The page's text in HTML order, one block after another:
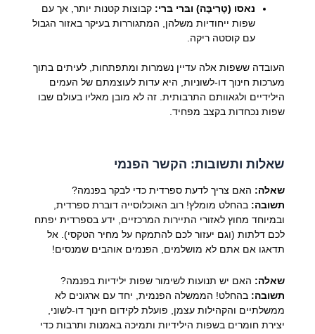
נאסו (טֶרִיבֶּה) ובּרי בּרי: קבוצות קטנות יותר, אך עם
שפות ייחודיות משלהן, המתגוררות בעיקר באזור הגבול
עם קוסטה ריקה.
העובדה ששפות אלה עדיין נשמרות ומתפתחות, לעיתים בתוך
מערכות חינוך דו-לשוניות, היא עדות לעוצמתם של העמים
הילידיים ולגאוותם התרבותית. זה לא מובן מאליו בעולם שבו
שפות נכחדות בקצב מפחיד.
שאלות ותשובות: הקשר הפנמי
שאלה: האם צריך לדעת ספרדית כדי לבקר בפנמה?
תשובה: בהחלט מומלץ! רוב האוכלוסייה דוברת ספרדית,
ובמיוחד מחוץ לאזורי התיירות המרכזיים, ידע בספרדית יפתח
לכם דלתות (וגם יעזור לכם להתמקח על מחיר הטקסי). אל
תדאגו אם אתם לא מושלמים, הפנמים אוהבים שמנסים!
שאלה: האם יש תנועות לשימור שפות ילידיות בפנמה?
תשובה: בהחלט! הממשלה הפנמית, יחד עם ארגונים לא
ממשלתיים והקהילות עצמן, פועלת לקידום חינוך דו-לשוני,
יצירת חומרים בשפות הילידיות ותמיכה באמנות ותרבות כדי